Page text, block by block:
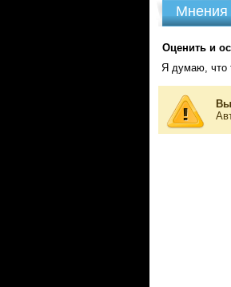
Мнения
Оценить и
Я думаю, что